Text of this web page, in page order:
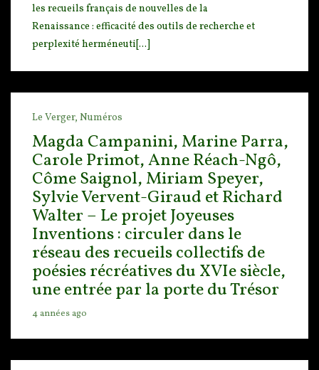
les recueils français de nouvelles de la
Renaissance : efficacité des outils de recherche et
perplexité herméneuti[...]
Le Verger, Numéros
Magda Campanini, Marine Parra,
Carole Primot, Anne Réach-Ngô,
Côme Saignol, Miriam Speyer,
Sylvie Vervent-Giraud et Richard
Walter – Le projet Joyeuses
Inventions : circuler dans le
réseau des recueils collectifs de
poésies récréatives du XVIe siècle,
une entrée par la porte du Trésor
4 années ago